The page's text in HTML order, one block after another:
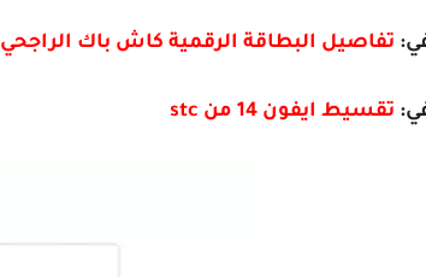
تفاصيل البطاقة الرقمية كاش باك الراجحي
تقسيط ايفون 14 من stc